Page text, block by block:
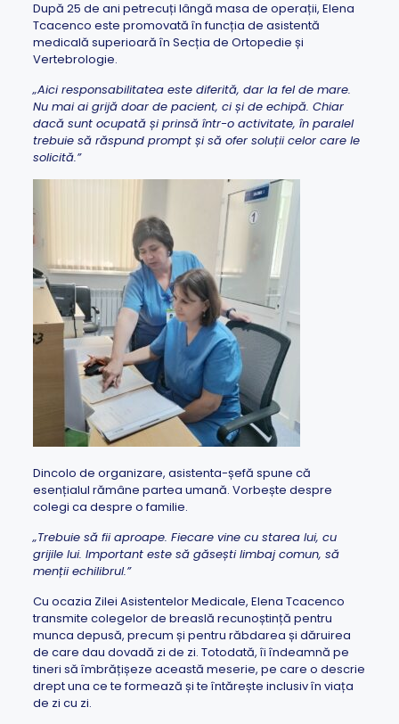
După 25 de ani petrecuți lângă masa de operații, Elena
Tcacenco este promovată în funcția de asistentă
medicală superioară în Secția de Ortopedie și
Vertebrologie.
„Aici responsabilitatea este diferită, dar la fel de mare.
Nu mai ai grijă doar de pacient, ci și de echipă. Chiar
dacă sunt ocupată și prinsă într-o activitate, în paralel
trebuie să răspund prompt și să ofer soluții celor care le
solicită.”
Dincolo de organizare, asistenta-șefă spune că
esențialul rămâne partea umană. Vorbește despre
colegi ca despre o familie.
„Trebuie să fii aproape. Fiecare vine cu starea lui, cu
grijile lui. Important este să găsești limbaj comun, să
menții echilibrul.”
Cu ocazia Zilei Asistentelor Medicale, Elena Tcacenco
transmite colegelor de breaslă recunoștință pentru
munca depusă, precum și pentru răbdarea și dăruirea
de care dau dovadă zi de zi. Totodată, îi îndeamnă pe
tineri să îmbrățișeze această meserie, pe care o descrie
drept una ce te formează și te întărește inclusiv în viața
de zi cu zi.